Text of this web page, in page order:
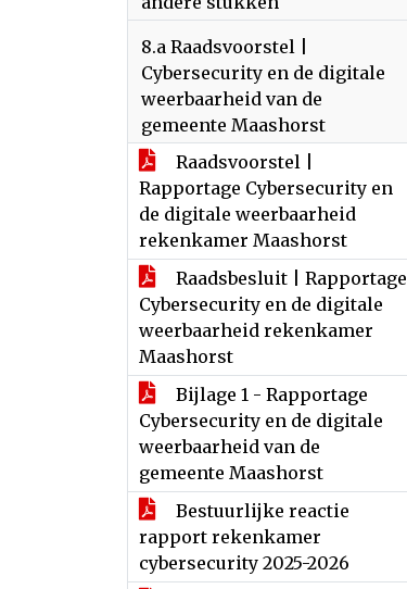
8.a Raadsvoorstel |
Cybersecurity en de digitale
weerbaarheid van de
gemeente Maashorst
Raadsvoorstel |
Rapportage Cybersecurity en
de digitale weerbaarheid
rekenkamer Maashorst
Raadsbesluit | Rapportage
Cybersecurity en de digitale
weerbaarheid rekenkamer
Maashorst
Bijlage 1 - Rapportage
Cybersecurity en de digitale
weerbaarheid van de
gemeente Maashorst
Bestuurlijke reactie
rapport rekenkamer
cybersecurity 2025-2026